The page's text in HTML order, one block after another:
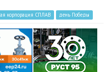
корпорация СПЛАВ день Победы